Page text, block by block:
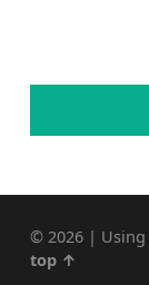
© 2026 | Using
top ↑